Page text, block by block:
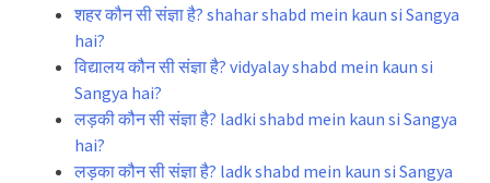
शहर कौन सी संज्ञा है? shahar shabd mein kaun si Sangya
hai?
विद्यालय कौन सी संज्ञा है? vidyalay shabd mein kaun si
Sangya hai?
लड़की कौन सी संज्ञा है? ladki shabd mein kaun si Sangya
hai?
लड़का कौन सी संज्ञा है? ladk shabd mein kaun si Sangya